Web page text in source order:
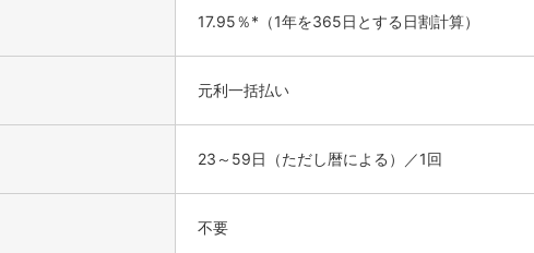
17.95％*（1年を365日とする日割計算）
元利一括払い
23～59日（ただし暦による）／1回
不要